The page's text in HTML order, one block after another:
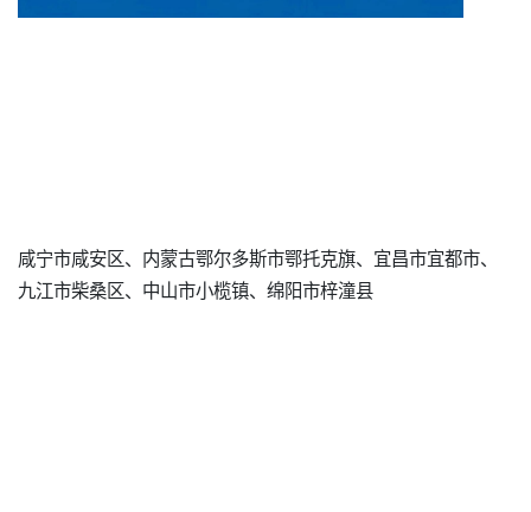
咸宁市咸安区、内蒙古鄂尔多斯市鄂托克旗、宜昌市宜都市、
九江市柴桑区、中山市小榄镇、绵阳市梓潼县